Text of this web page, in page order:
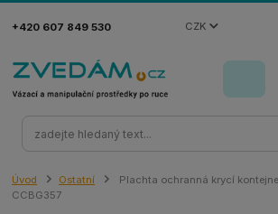
CZK
+420 607 849 530
Úvod Ostatní
Plachta ochranná krycí
CCBG357